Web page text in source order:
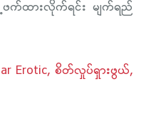
ဖက်ထားလိုက်ရင်း မျက်ရည်
Erotic စိတ်လှုပ်ရှားဖွယ်